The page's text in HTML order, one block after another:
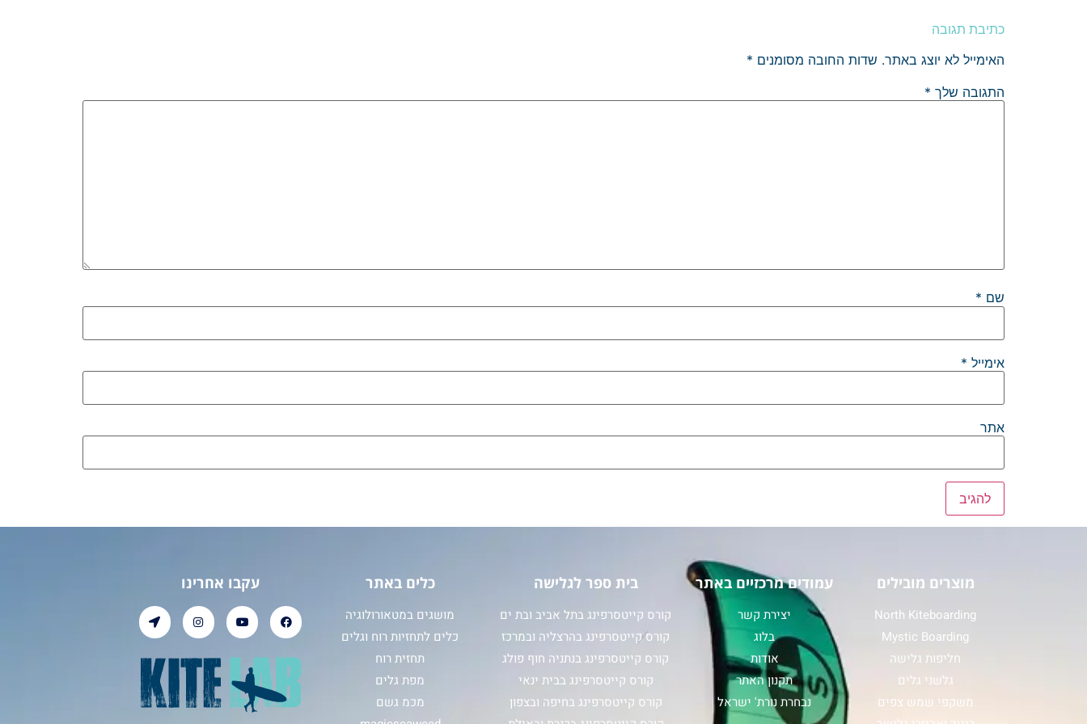
כתיבת תגובה
האימייל לא יוצג באתר. שדות החובה מסומנים *
התגובה שלך *
שם *
אימייל *
אתר
מוצרים מובילים
North Kiteboarding
Mystic Boarding
חליפות גלישה
גלשני גלים
משקפי שמש צפים
עמודים מרכזיים באתר
יצירת קשר
בלוג
אודות
תקנון האתר
נבחרת נורת' ישראל
בית ספר לגלישה
קורס קייטסרפינג בתל אביב ובת ים
קורס קייטסרפינג בהרצליה ובמרכז
קורס קייטסרפינג בנתניה חוף פולג
קורס קייטסרפינג בבית ינאי
קורס קייטסרפינג בחיפה ובצפון
כלים באתר
מושגים במטאורולוגיה
כלים לתחזיות רוח וגלים
תחזית רוח
מפת גלים
מכמ גשם
עקבו אחרינו